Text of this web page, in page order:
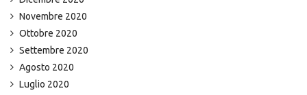
Novembre 2020
Ottobre 2020
Settembre 2020
Agosto 2020
Luglio 2020